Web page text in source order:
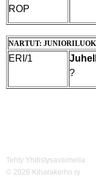
ROP
NARTUT:
ERI/1
?
Tehty Yhdistysavaimella
© 2026 Kiharakerho ry